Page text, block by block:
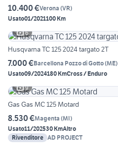
10.400 €Verona (VR)
Usato01/2021100 Km
6
Husqvarna TC 125 2024 targato 2T
7.000 €Barcellona Pozzo di Gotto(ME)
Usato09/2024180 KmCross / Enduro
9
Gas Gas MC 125 Motard
8.530 €Magenta (MI)
Usato11/202530 KmAltro
Rivenditore AD PROJECT